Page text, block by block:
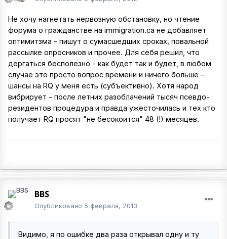
Не хочу нагнетать нервозную обстановку, но чтение
форума о гражданстве на immigration.ca не добавляет
оптимитзма - пишут о сумасшедших сроках, повальной
рассылке опросников и прочее. Для себя решил, что
дергаться бесполезно - как будет так и будет, в любом
случае это просто вопрос времени и ничего больше -
шансы на RQ у меня есть (субъективно). Хотя народ
вибрирует - после летних разоблачений тысяч псевдо-
резидентов процедура и правда ужесточилась и тех кто
получает RQ просят "не бесокоится" 48 (!) месяцев.
BBS
Опубликовано 5 февраля, 2013
Видимо, я по ошибке два раза открывал одну и ту